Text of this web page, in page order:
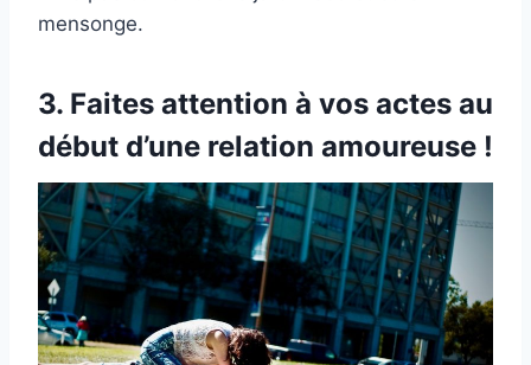
mensonge.
3. Faites attention à vos actes au
début d’une relation amoureuse !